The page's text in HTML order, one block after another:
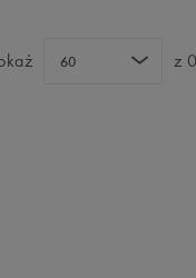
60 z